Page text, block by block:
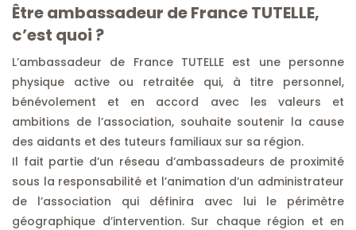
Être ambassadeur de France TUTELLE,
c’est quoi ?
L’ambassadeur de France TUTELLE est une personne
physique active ou retraitée qui, à titre personnel,
bénévolement et en accord avec les valeurs et
ambitions de l’association, souhaite soutenir la cause
des aidants et des tuteurs familiaux sur sa région.
Il fait partie d’un réseau d’ambassadeurs de proximité
sous la responsabilité et l’animation d’un administrateur
de l’association qui définira avec lui le périmètre
géographique d’intervention. Sur chaque région et en